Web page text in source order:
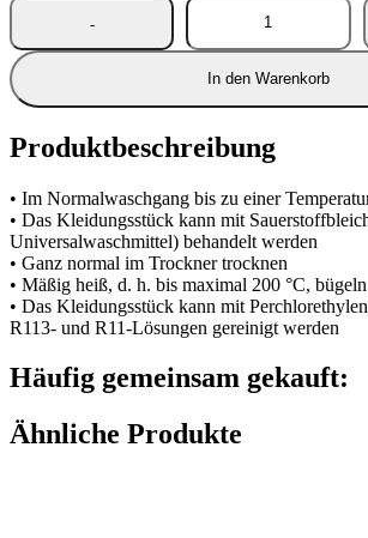
In den Warenkorb
Produktbeschreibung
• Im Normalwaschgang bis zu einer
• Das Kleidungsstück kann mit
Universalwaschmittel) behandelt werden
• Ganz normal im Trockner trocknen
• Mäßig heiß, d. h. bis maximal 200 °C, bügeln
• Das Kleidungsstück kann mit
R113- und R11-Lösungen gereinigt werden
Häufig gemeinsam gekauft:
Ähnliche Produkte